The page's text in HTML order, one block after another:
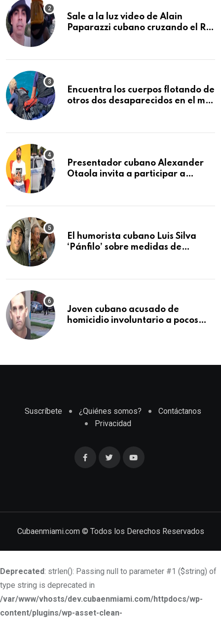
Sale a la luz video de Alain
Paparazzi cubano cruzando el Río
Encuentra los cuerpos flotando de
otros dos desaparecidos en el mar
Presentador cubano Alexander
Otaola invita a participar a
que lo detuvo durante una
El humorista cubano Luis Silva
‘Pánfilo’ sobre medidas de
Joven cubano acusado de
homicidio involuntario a pocos
Suscríbete ¿Quiénes somos?
Contáctanos
Privacidad
Cubaenmiami.com © Todos los Derechos Reservados
Deprecated: strlen(): Passing null to parameter #1 ($string) of
type string is deprecated in
/var/www/vhosts/dev.cubaenmiami.com/httpdocs/wp-
content/plugins/wp-asset-clean-